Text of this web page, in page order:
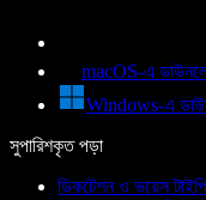
macOS-এ
Windows-এ
সুপারিশকৃত পড়া
ডিকটেশন ও ভয়েস